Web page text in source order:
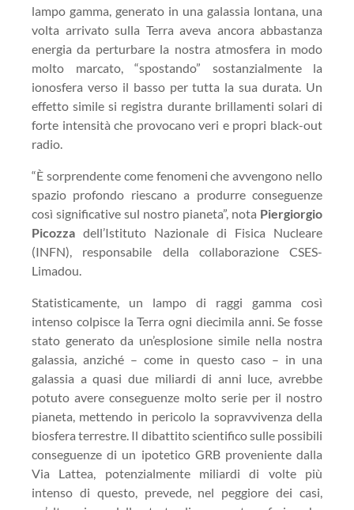
lampo gamma, generato in una galassia lontana, una
volta arrivato sulla Terra aveva ancora abbastanza
energia da perturbare la nostra atmosfera in modo
molto marcato, “spostando” sostanzialmente la
ionosfera verso il basso per tutta la sua durata. Un
effetto simile si registra durante brillamenti solari di
forte intensità che provocano veri e propri black-out
radio.
“È sorprendente come fenomeni che avvengono nello
spazio profondo riescano a produrre conseguenze
così significative sul nostro pianeta”, nota Piergiorgio
Picozza dell’Istituto Nazionale di Fisica Nucleare
(INFN), responsabile della collaborazione CSES-
Limadou.
Statisticamente, un lampo di raggi gamma così
intenso colpisce la Terra ogni diecimila anni. Se fosse
stato generato da un’esplosione simile nella nostra
galassia, anziché – come in questo caso – in una
galassia a quasi due miliardi di anni luce, avrebbe
potuto avere conseguenze molto serie per il nostro
pianeta, mettendo in pericolo la sopravvivenza della
biosfera terrestre. Il dibattito scientifico sulle possibili
conseguenze di un ipotetico GRB proveniente dalla
Via Lattea, potenzialmente miliardi di volte più
intenso di questo, prevede, nel peggiore dei casi,